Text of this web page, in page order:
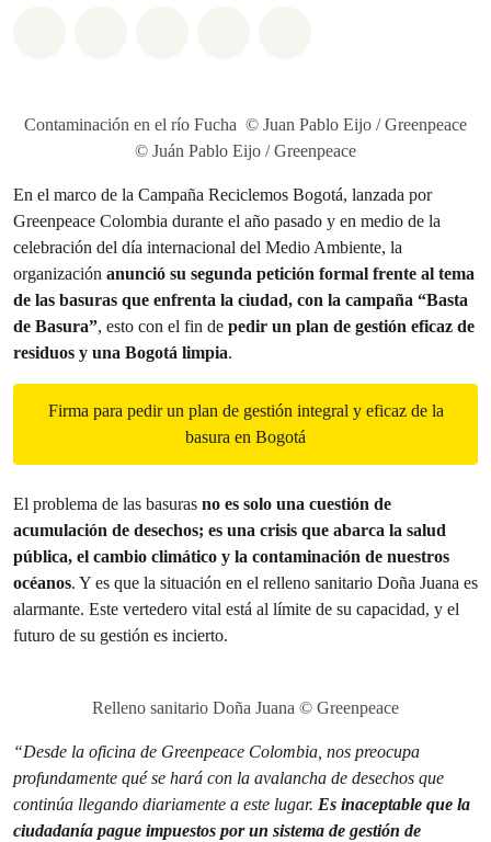
Contaminación en el río Fucha © Juan Pablo Eijo / Greenpeace
© Juán Pablo Eijo / Greenpeace
En el marco de la Campaña Reciclemos Bogotá, lanzada por
Greenpeace Colombia durante el año pasado y en medio de la
celebración del día internacional del Medio Ambiente, la
organización anunció su segunda petición formal frente al tema
de las basuras que enfrenta la ciudad, con la campaña “Basta
de Basura”, esto con el fin de pedir un plan de gestión eficaz de
residuos y una Bogotá limpia.
Firma para pedir un plan de gestión integral y eficaz de la
basura en Bogotá
El problema de las basuras no es solo una cuestión de
acumulación de desechos; es una crisis que abarca la salud
pública, el cambio climático y la contaminación de nuestros
océanos. Y es que la situación en el relleno sanitario Doña Juana es
alarmante. Este vertedero vital está al límite de su capacidad, y el
futuro de su gestión es incierto.
Relleno sanitario Doña Juana © Greenpeace
“Desde la oficina de Greenpeace Colombia, nos preocupa
profundamente qué se hará con la avalancha de desechos que
continúa llegando diariamente a este lugar. Es inaceptable que la
ciudadanía pague impuestos por un sistema de gestión de